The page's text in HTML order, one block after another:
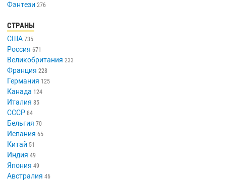
Фэнтези 276
СТРАНЫ
США 735
Россия 671
Великобритания 233
Франция 228
Германия 125
Канада 124
Италия 85
СССР 84
Бельгия 70
Испания 65
Китай 51
Индия 49
Япония 49
Австралия 46